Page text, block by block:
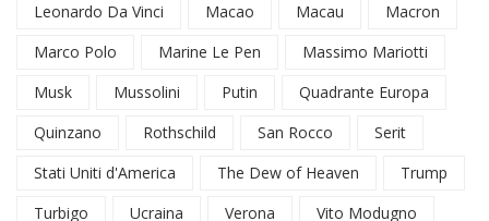
Leonardo Da Vinci
Macao Macau
Macron
Marco Polo
Marine Le Pen
Massimo Mariotti
Musk
Mussolini Putin
Quadrante Europa
Quinzano
Rothschild San Rocco
Serit
Stati Uniti d'America
The Dew of Heaven
Trump
Turbigo
Ucraina Verona
Vito Modugno